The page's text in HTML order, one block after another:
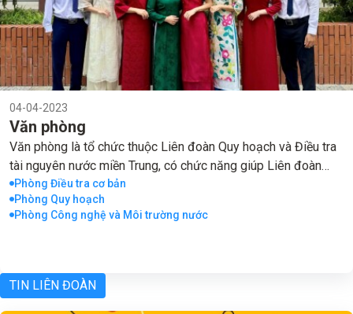
04-04-2023
Văn phòng
Văn phòng là tổ chức thuộc Liên đoàn Quy hoạch và Điều tra
tài nguyên nước miền Trung, có chức năng giúp Liên đoàn
trưởng thực hiện công tác thông tin tổng hợp; quản lý, tổ chức
thực hiện công tác hành chính, quản trị, văn thư, lưu trữ, tuyên
truyền, thi đua khen thưởng, quốc phòng - an ninh, tổ chức bộ
đoàn.
Phòng Điều tra cơ bản
Phòng Quy hoạch
Phòng Công nghệ và Môi trường nước
TIN LIÊN ĐOÀN